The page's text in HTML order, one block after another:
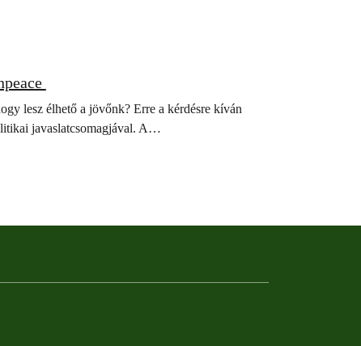
lesz élhető a jövőnk? Erre a kérdésre kíván
javaslatcsomagjával. A…